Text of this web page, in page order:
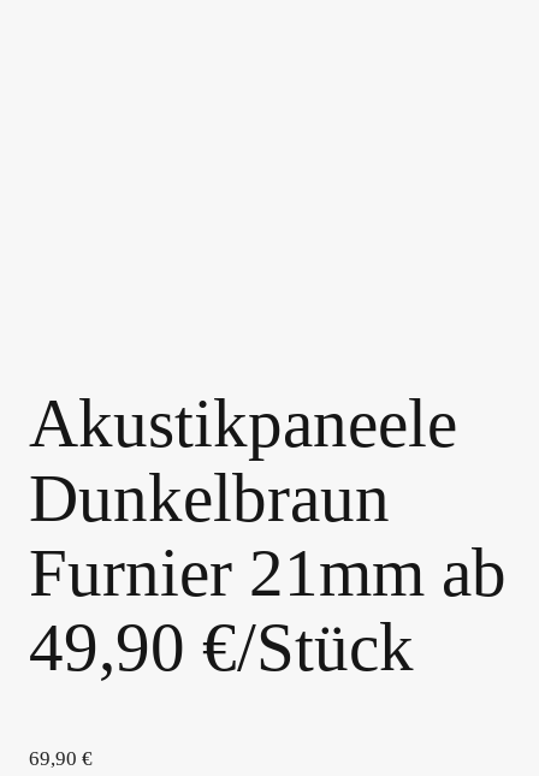
Akustikpaneele
Dunkelbraun
Furnier 21mm ab
49,90 €/Stück
69,90 €